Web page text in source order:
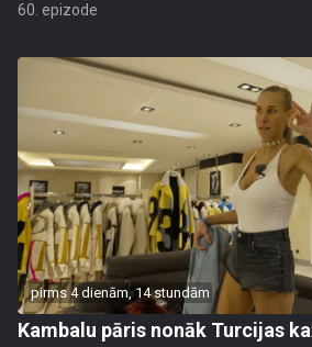
60. epizode
pirms 4 dienām, 14 stundām
Kambalu pāris nonāk Turcijas